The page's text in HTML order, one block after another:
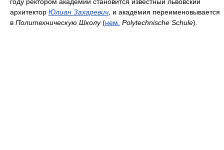
архитектор Юлиан Захаревич , и академия переименовывается
в Политехническую Школу(нем. Polytechnische Schule).